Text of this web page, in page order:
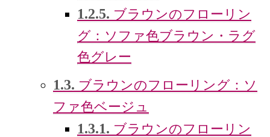
1.2.5. ブラウンのフローリン
グ：ソファ色ブラウン・ラグ
色グレー
1.3. ブラウンのフローリング：ソ
ファ色ベージュ
1.3.1. ブラウンのフローリン